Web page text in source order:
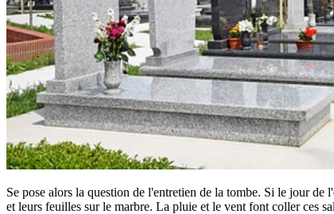
Se pose alors la question de l'entretien de la tombe. Si le jour
et leurs feuilles sur le marbre. La pluie et le vent font coller ces